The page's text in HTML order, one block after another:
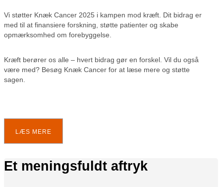
Vi støtter Knæk Cancer 2025 i kampen mod kræft. Dit bidrag er
med til at finansiere forskning, støtte patienter og skabe
opmærksomhed om forebyggelse.
Kræft berører os alle – hvert bidrag gør en forskel. Vil du også
være med? Besøg Knæk Cancer for at læse mere og støtte
sagen.
LÆS MERE
Et meningsfuldt aftryk